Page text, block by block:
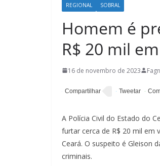
REGIONAL SOBRAL
Homem é
R$ 20 mil
16 de novembro de 2023
A Polícia Civil do Estado do
furtar cerca de R$ 20 mil em
Ceará. O suspeito é Gleison
criminais.